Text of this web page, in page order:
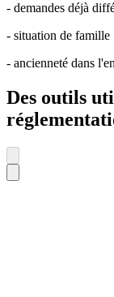
- demandes déjà
- situation de famille
- ancienneté dans
Des outils